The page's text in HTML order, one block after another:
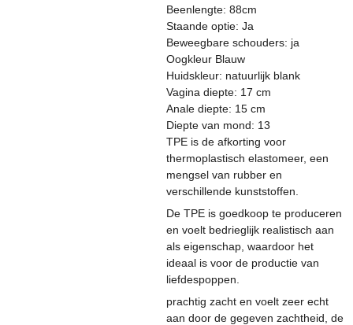
Beenlengte: 88cm
Staande optie: Ja
Beweegbare schouders: ja
Oogkleur Blauw
Huidskleur: natuurlijk blank
Vagina diepte: 17 cm
Anale diepte: 15 cm
Diepte van mond: 13
TPE is de afkorting voor
thermoplastisch elastomeer, een
mengsel van rubber en
verschillende kunststoffen.
De TPE is goedkoop te produceren
en voelt bedrieglijk realistisch aan
als eigenschap, waardoor het
ideaal is voor de productie van
liefdespoppen.
prachtig zacht en voelt zeer echt
aan door de gegeven zachtheid, de